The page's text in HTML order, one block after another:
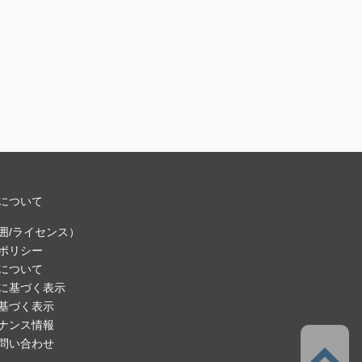
ついて
/ライセンス）
リシー
ついて
基づく表示
づく表示
ンス情報
い合わせ